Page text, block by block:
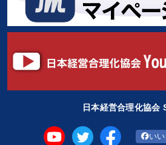
日本経営合理化協会
い